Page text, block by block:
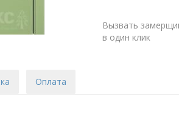
Вызвать
в один клик
Оплата